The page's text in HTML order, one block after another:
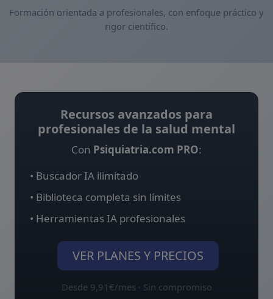
Formación orientada a profesionales, con enfoque práctico y
rigor científico.
Recursos avanzados para
profesionales de la salud mental
Con Psiquiatria.com PRO:
• Buscador IA ilimitado
• Biblioteca completa sin límites
• Herramientas IA profesionales
VER PLANES Y PRECIOS
Desde 9,91€/mes · Sin compromiso